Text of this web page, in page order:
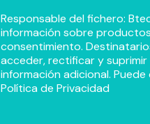
Responsable del fichero:
información sobre
consentimiento.
acceder, rectificar y
información adicional.
Política de Privacidad